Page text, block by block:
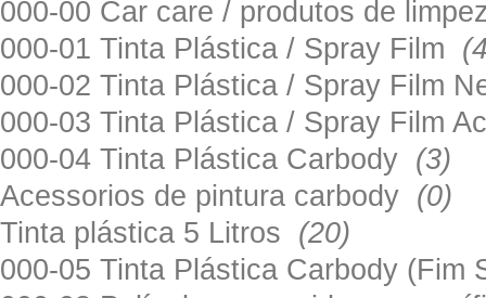
000-00 Car care / produtos de
000-01 Tinta Plástica / Spray Film
000-02 Tinta Plástica / Spray Film
000-03 Tinta Plástica / Spray Film
000-04 Tinta Plástica Carbody (3)
Acessorios de pintura carbody (0)
Tinta plástica 5 Litros (20)
000-05 Tinta Plástica Carbody